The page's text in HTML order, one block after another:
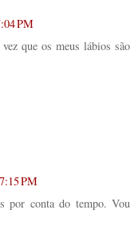
PM
que os meus lábios são
PM
por conta do tempo. Vou